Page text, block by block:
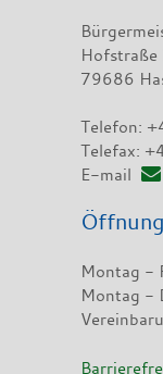
Hofstraße
79686
Telefon:
Telefax:
E-mail
Montag -
Montag -